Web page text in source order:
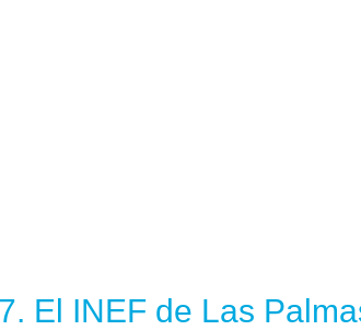
El INEF de Las